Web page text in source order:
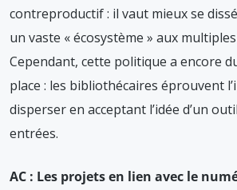
contreproductif : il vaut mieux se
un vaste « écosystème » aux
Cependant, cette politique a encore
place : les bibliothécaires éprouvent
disperser en acceptant l’idée d’un
entrées.
AC : Les projets en lien avec le